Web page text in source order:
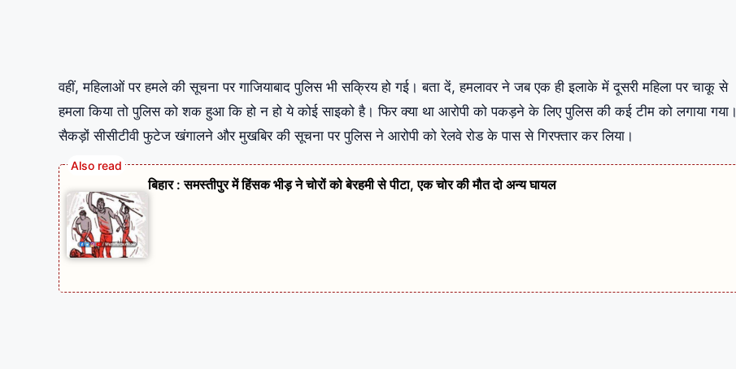
वहीं, महिलाओं पर हमले की सूचना पर गाजियाबाद पुलिस भी सक्रिय हो गई। बता दें, हमलावर ने जब एक ही इलाके में दूसरी महिला पर चाकू से
हमला किया तो पुलिस को शक हुआ कि हो न हो ये कोई साइको है। फिर क्या था आरोपी को पकड़ने के लिए पुलिस की कई टीम को लगाया गया।
सैकड़ों सीसीटीवी फुटेज खंगालने और मुखबिर की सूचना पर पुलिस ने आरोपी को रेलवे रोड के पास से गिरफ्तार कर लिया।
बिहार : समस्तीपुर में हिंसक भीड़ ने चोरों को बेरहमी से पीटा, एक चोर की मौत दो अन्य घायल